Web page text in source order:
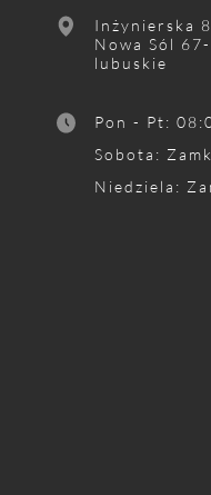
Inżynierska 8
Nowa Sól
lubuskie
Pon - Pt:
Sobota :
Niedziela :